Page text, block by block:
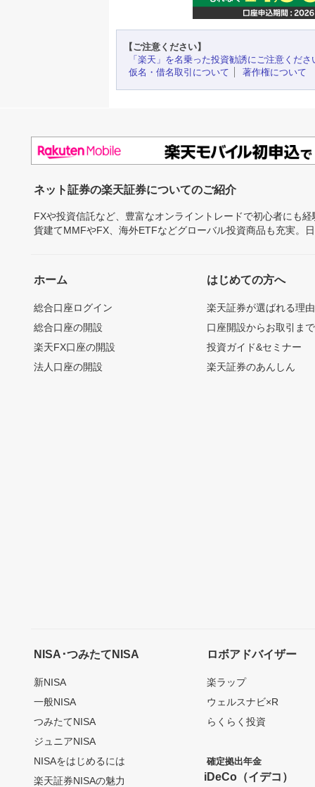
【ご注意ください】
「楽天」を名乗った投資勧誘にご注意くださ
仮名・借名取引について
著作権について
ネット証券の楽天証券についてのご紹介
FXや投資信託など、豊富なオンライントレードで初心者にも
貨建てMMFやFX、海外ETFなどグローバル投資商品も充実。
ホーム
総合口座ログイン
総合口座の開設
楽天FX口座の開設
法人口座の開設
はじめての方へ
楽天証券が選ばれる理由
口座開設からお取引ま
投資ガイド&セミナー
楽天証券のあんしん
NISA･つみたてNISA
新NISA
一般NISA
つみたてNISA
ジュニアNISA
NISAをはじめるには
楽天証券NISAの魅力
ロボアドバイザー
楽ラップ
ウェルスナビ×R
らくらく投資
確定拠出年金
iDeCo（イデコ）